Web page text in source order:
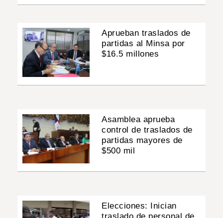
Aprueban traslados de
partidas al Minsa por
$16.5 millones
Asamblea aprueba
control de traslados de
partidas mayores de
$500 mil
Elecciones: Inician